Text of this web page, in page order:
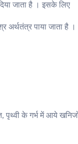
जाता है । इसके लिए
अर्थतंत्र पाया जाता है ।
पृथ्वी के गर्भ में आये